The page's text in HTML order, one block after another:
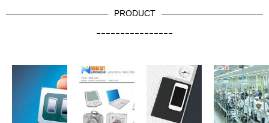
PRODUCT
----------------